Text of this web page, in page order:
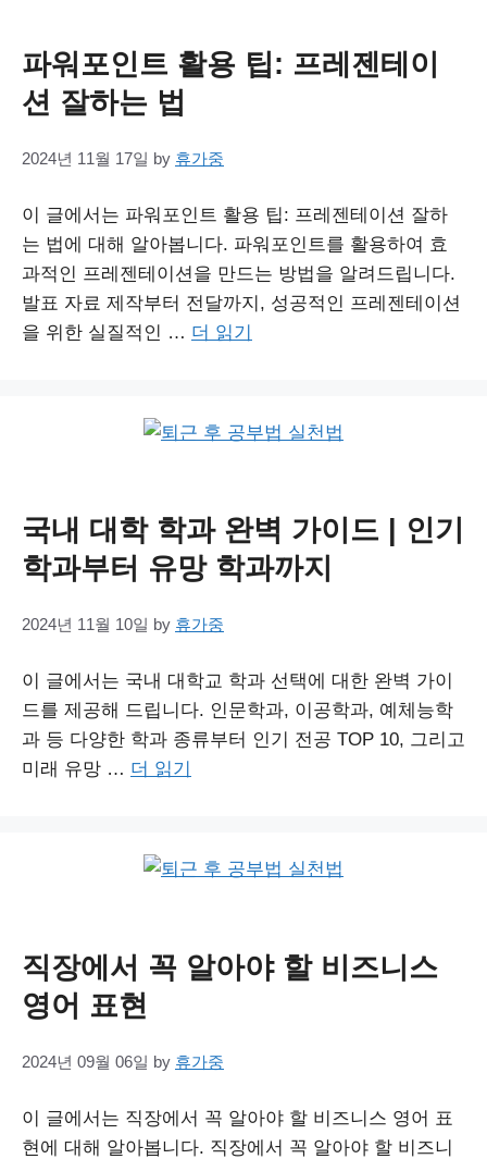
파워포인트 활용 팁: 프레젠테이
션 잘하는 법
2024년 11월 17일 by 휴가중
이 글에서는 파워포인트 활용 팁: 프레젠테이션 잘하
는 법에 대해 알아봅니다. 파워포인트를 활용하여 효
과적인 프레젠테이션을 만드는 방법을 알려드립니다.
발표 자료 제작부터 전달까지, 성공적인 프레젠테이션
을 위한 실질적인 … 더 읽기
국내 대학 학과 완벽 가이드 | 인기
학과부터 유망 학과까지
2024년 11월 10일 by 휴가중
이 글에서는 국내 대학교 학과 선택에 대한 완벽 가이
드를 제공해 드립니다. 인문학과, 이공학과, 예체능학
과 등 다양한 학과 종류부터 인기 전공 TOP 10, 그리고
미래 유망 … 더 읽기
직장에서 꼭 알아야 할 비즈니스
영어 표현
2024년 09월 06일 by 휴가중
이 글에서는 직장에서 꼭 알아야 할 비즈니스 영어 표
현에 대해 알아봅니다. 직장에서 꼭 알아야 할 비즈니